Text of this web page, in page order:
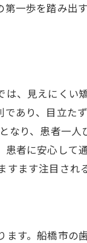
き
矯正クリニック
一歩を踏み出
、見えにくい
あり、目立た
り、患者一
者に安心して
ます注目され
す。船橋市の